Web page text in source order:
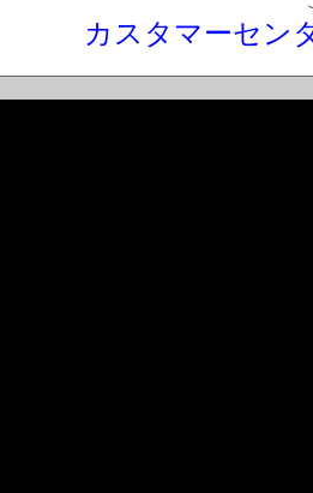
カスタマーセン